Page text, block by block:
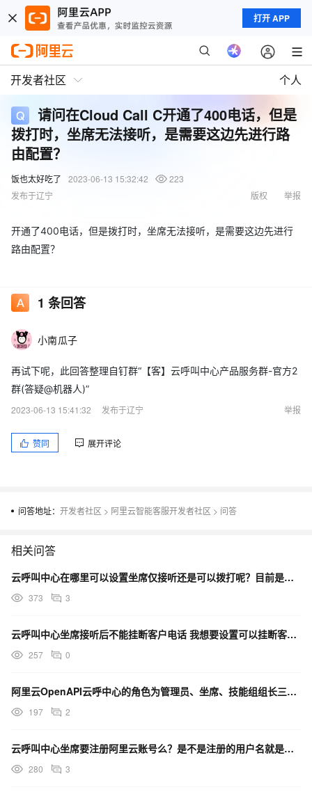
打开 APP
开发者社区 个人
请问在Cloud Call C开通了400电话，但是
拨打时，坐席无法接听，是需要这边先进行路
由配置？
饭也太好吃了 2023-06-13 15:32:42
223
发布于辽宁
举报
版权
开通了400电话，但是拨打时，坐席无法接听，是需要这边先进行
路由配置？
1 条回答
小南瓜子
再试下呢，此回答整理自钉群“【客】云呼叫中心产品服务群-官方2
群(答疑@机器人)”
2023-06-13 15:41:32
发布于辽宁 举报
赞同 展开评论
问答地址： 开发者社区 > 阿里云智能客服开发者社区 > 问答
相关问答
云呼叫中心在哪里可以设置坐席仅接听还是可以拨打呢？目前是坐席在自己的页面上可以选。不能让坐席自己随意
373 3
云呼叫中心坐席接听后不能挂断客户电话 我想要设置可以挂断客户 怎么操作呢？
257 0
阿里云OpenAPI云呼中心的角色为管理员、坐席、技能组组长三种方式，这三种方式的权限是配置死的吗？
197 2
云呼叫中心坐席要注册阿里云账号么？是不是注册的用户名就是配置的坐席名？
280 3